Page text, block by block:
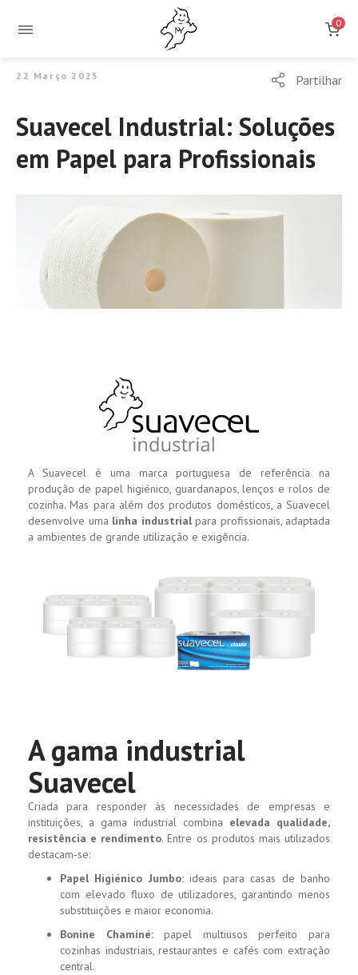
0
22 Março 2025 Partilhar
Suavecel Industrial: Soluções
em Papel para Profissionais
A Suavecel é uma marca portuguesa de referência na
produção de papel higiénico, guardanapos, lenços e rolos de
cozinha. Mas para além dos produtos domésticos, a Suavecel
desenvolve uma linha industrialpara profissionais, adaptada
a ambientes de grande utilização e exigência.
A gama industrial
Suavecel
Criada para responder às necessidades de empresas e
instituições, a gama industrial combina elevada qualidade,
resistência e rendimento. Entre os produtos mais utilizados
destacam-se:
Papel Higiénico Jumbo:ideais para casas de banho
com elevado fluxo de utilizadores, garantindo menos
substituições e maior economia.
Bonine Chaminé:papel multiusos perfeito para
cozinhas industriais, restaurantes e cafés com extração
central.